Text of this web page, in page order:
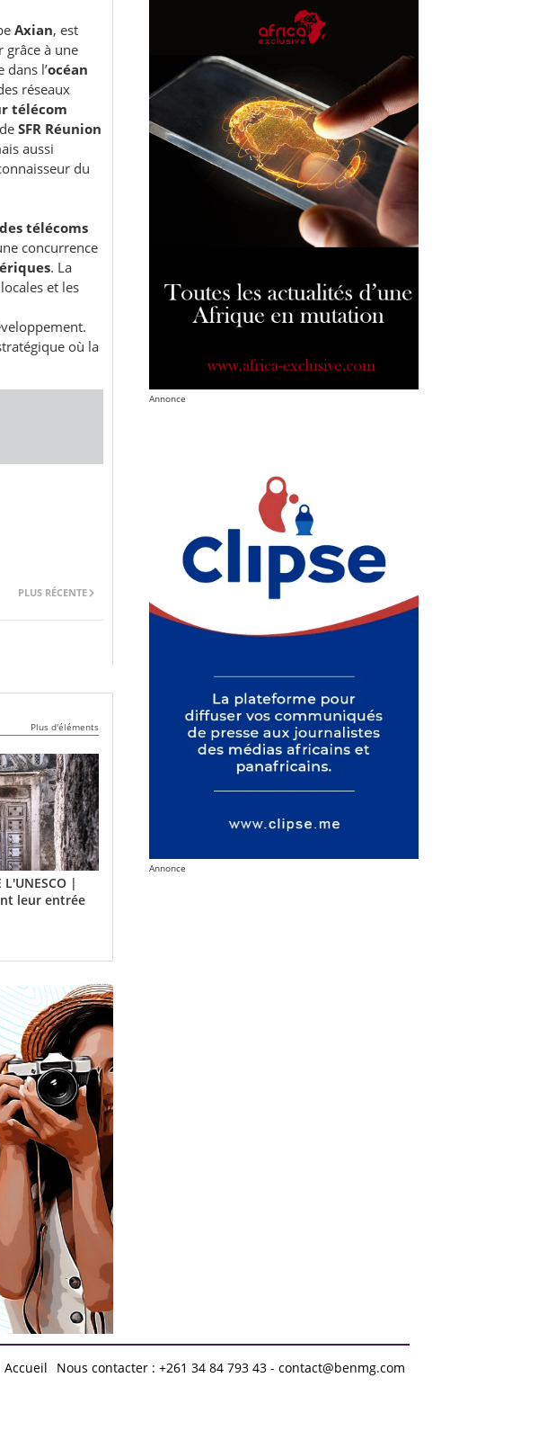
Axian, est
grâce à une
l’océan
réseaux
télécom
SFR Réunion
aussi
du
télécoms
concurrence
. La
et les
où la
PLUS RÉCENTE
Plus d'éléments
L'UNESCO |
leur entrée
Annonce
Annonce
Accueil Nous contacter : +261 34 84 793 43 - contact@benmg.com